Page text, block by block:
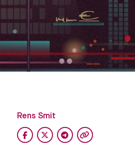
Rens Smit